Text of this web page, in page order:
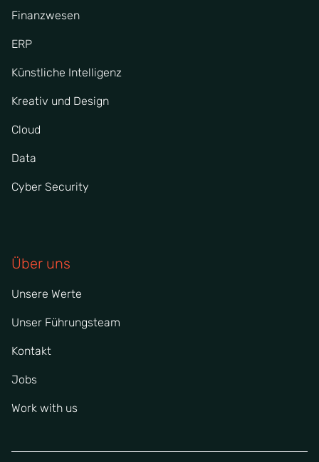
Finanzwesen
ERP
Künstliche Intelligenz
Kreativ und Design
Cloud
Data
Cyber Security
Über uns
Unsere Werte
Unser Führungsteam
Kontakt
Jobs
Work with us